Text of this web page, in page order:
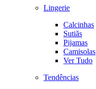
Lingerie
Calcinhas
Sutiãs
Pijamas
Camisolas
Ver Tudo
Tendências